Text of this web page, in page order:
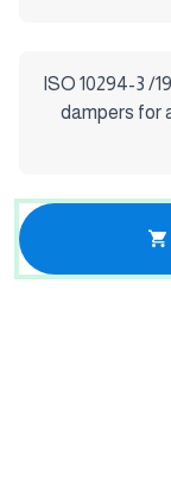
ISO 10294-3 /
dampers for